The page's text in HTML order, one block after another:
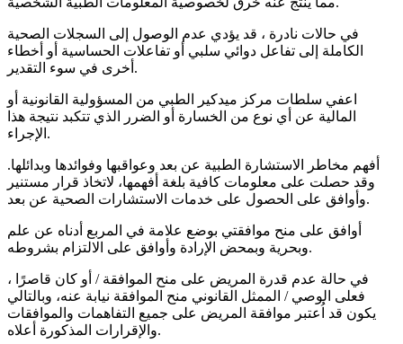
في حالات نادرة ، قد يؤدي عدم الوصول إلى السجلات الصحية
الكاملة إلى تفاعل دوائي سلبي أو تفاعلات الحساسية أو أخطاء
أخرى في سوء التقدير.
اعفي سلطات مركز ميدكير الطبي من المسؤولية القانونية أو
المالية عن أي نوع من الخسارة أو الضرر الذي تتكبد نتيجة هذا
الإجراء.
أفهم مخاطر الاستشارة الطبية عن بعد وعواقبها وفوائدها وبدائلها.
وقد حصلت على معلومات كافية بلغة أفهمها، لاتخاذ قرار مستنير
وأوافق على الحصول على خدمات الاستشارات الصحية عن بعد.
أوافق على منح موافقتي بوضع علامة في المربع أدناه عن علم
وبحرية وبمحض الإرادة وأوافق على الالتزام بشروطه.
في حالة عدم قدرة المريض على منح الموافقة / أو كان قاصرًا ،
فعلى الوصي / الممثل القانوني منح الموافقة نيابة عنه، وبالتالي
يكون قد اُعتبر موافقة المريض على جميع التفاهمات والموافقات
والإقرارات المذكورة أعلاه.